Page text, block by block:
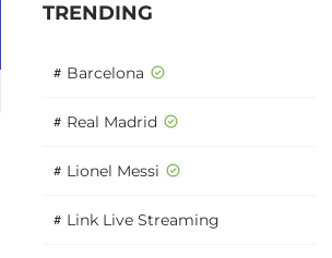
TRENDING
# Barcelona
# Real Madrid
# Lionel Messi
# Link Live Streaming